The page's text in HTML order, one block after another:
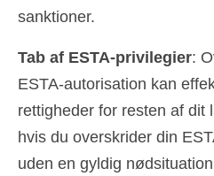
sanktioner.
Tab af ESTA-privilegier:
ESTA-autorisation kan
rettigheder for resten af dit
hvis du overskrider din
uden en gyldig